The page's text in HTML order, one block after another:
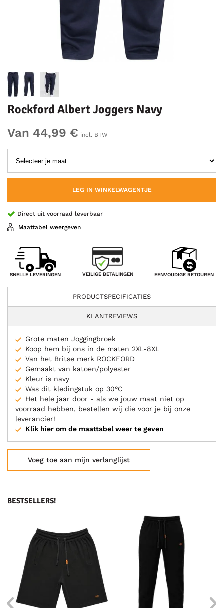
Rockford Albert Joggers Navy
Van 44,99 € incl. BTW
LEG IN WINKELWAGENTJE
Direct uit voorraad leverbaar
Maattabel weergeven
SNELLE LEVERINGEN VEILIGE BETALINGEN EENVOUDIGE RETOUREN
PRODUCTSPECIFICATIES
KLANTREVIEWS
Grote maten Joggingbroek
Koop hem bij ons in de maten 2XL-8XL
Van het Britse merk ROCKFORD
Gemaakt van katoen/polyester
Kleur is navy
Was dit kledingstuk op 30°C
Het hele jaar door - als we jouw maat niet op
voorraad hebben, bestellen wij die voor je bij onze
leverancier!
Klik hier om de maattabel weer te geven
Voeg toe aan mijn verlanglijst
BESTSELLERS!